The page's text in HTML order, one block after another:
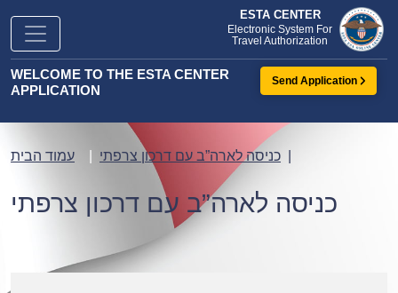
Send Application
WELCOME TO THE ESTA CENTER
APPLICATION
ESTA CENTER
Electronic System For
Travel Authorization
עמוד הבית כניסה לארה”ב עם דרכון צרפתי
כניסה לארה”ב עם דרכון צרפתי